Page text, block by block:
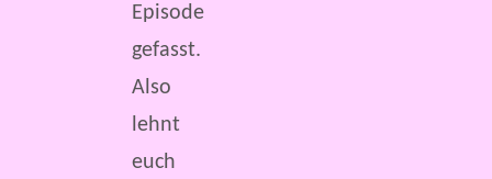
Episode
gefasst.
Also
lehnt
euch